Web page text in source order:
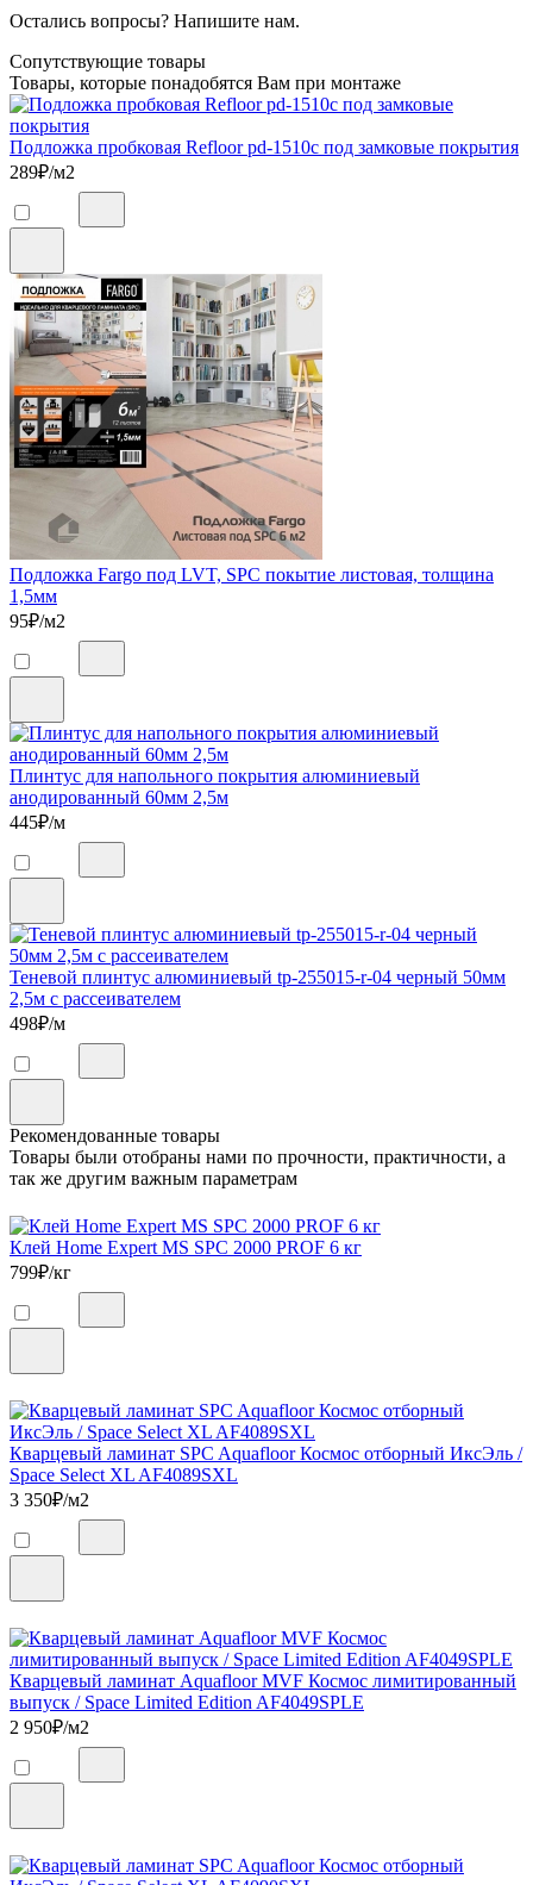
Остались вопросы? Напишите нам.
Сопутствующие товары
Товары, которые понадобятся Вам при монтаже
Подложка пробковая Refloor pd-1510c под замковые покрытия
289₽/м2
Подложка Fargo под LVT, SPC покытие листовая, толщина
1,5мм
95₽/м2
Плинтус для напольного покрытия алюминиевый
анодированный 60мм 2,5м
445₽/м
Теневой плинтус алюминиевый tp-255015-r-04 черный 50мм
2,5м c рассеивателем
498₽/м
Рекомендованные товары
Товары были отобраны нами по прочности, практичности, а
так же другим важным параметрам
Клей Home Expert MS SPC 2000 PROF 6 кг
799₽/кг
Кварцевый ламинат SPC Aquafloor Космос отборный ИксЭль /
Space Select XL AF4089SXL
3 350₽/м2
Кварцевый ламинат Aquafloor MVF Космос лимитированный
выпуск / Space Limited Edition AF4049SPLE
2 950₽/м2